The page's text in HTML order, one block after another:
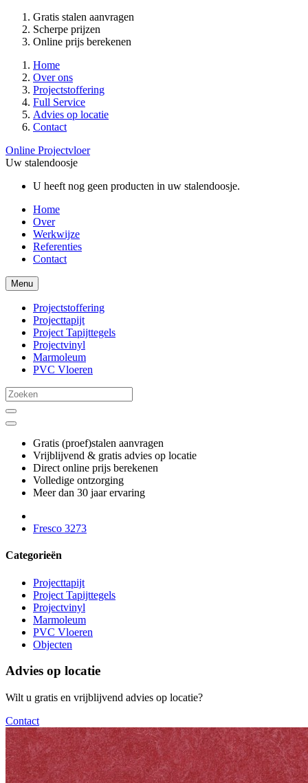
Gratis stalen aanvragen
Scherpe prijzen
Online prijs berekenen
Home
Over ons
Projectstoffering
Full Service
Advies op locatie
Contact
Online Projectvloer
Uw stalendoosje
U heeft nog geen producten in uw stalendoosje.
Home
Over
Werkwijze
Referenties
Contact
Menu
Projectstoffering
Projecttapijt
Project Tapijttegels
Projectvinyl
Marmoleum
PVC Vloeren
Gratis (proef)stalen aanvragen
Vrijblijvend & gratis advies op locatie
Direct online prijs berekenen
Volledige ontzorging
Meer dan 30 jaar ervaring
Fresco 3273
Categorieën
Projecttapijt
Project Tapijttegels
Projectvinyl
Marmoleum
PVC Vloeren
Objecten
Advies op locatie
Wilt u gratis en vrijblijvend advies op locatie?
Contact